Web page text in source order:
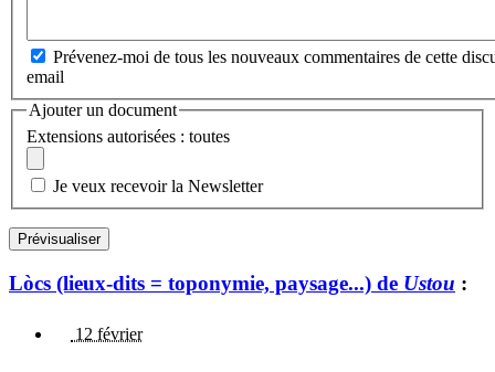
Prévenez-moi de tous les nouveaux commentaires de cette
email
Ajouter un document
Extensions autorisées : toutes
Je veux recevoir la Newsletter
Lòcs (lieux-dits = toponymie, paysage...) de Ustou :
12 février